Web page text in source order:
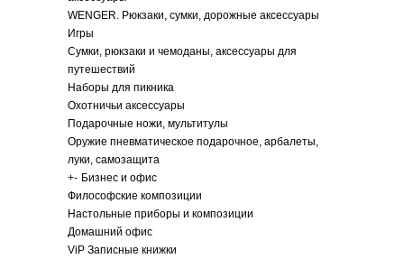
WENGER. Рюкзаки, сумки, дорожные аксессуары
Игры
Сумки, рюкзаки и чемоданы, аксессуары для
путешествий
Наборы для пикника
Охотничьи аксессуары
Подарочные ножи, мультитулы
Оружие пневматическое подарочное, арбалеты,
луки, самозащита
+- Бизнес и офис
Философские композиции
Настольные приборы и композиции
Домашний офис
ViP Записные книжки